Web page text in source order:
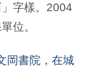
字樣。2004
單位。
岡書院，在城